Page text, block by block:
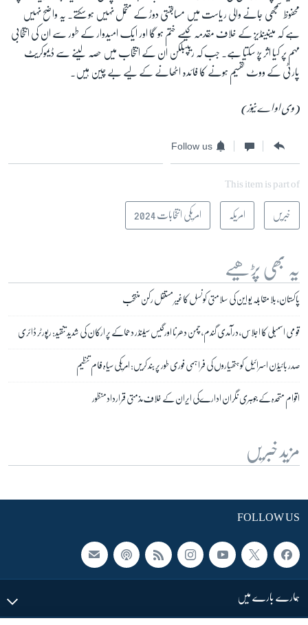
محفوظ سمجھی جانے والی ریاست میں مسابقتی دوڑ کے متحمل نہیں ہو سکتے۔ یہ واضح نہیں
ہے کہ مینینڈیز کے خلاف مقدمہ کیسے ختم ہو گا اور ایک امیدوار کے طور سے ان کی انتخابی
مہم پر کیا اثر پڑ سکتا ہے۔ جب کہ ریپبلکن ان کے انتخاب میں حصہ لینے سے ڈیموکریٹ
پارٹی کے ووٹ تقسیم ہونے کا فائدہ اٹھانے کے لیے بے چین ہیں۔
(وی او اے نیوز)
Follow us
This item is part of
خبریں امریکہ امریکی انتخابات 2024
یہ بھی پڑھیے
پاکستان، بلا مقابلہ یو این کی سلامتی کونسل کاغیر مستقل رکن منتخب
قومی اسمبلی کا اجلاس، درآمدی گندم، چمن دھرنا اورگیس سیلنڈر دھماکے پر ارکان کی شدید تنقید: رپورٹر ڈائری
صدر بائیڈن اسرائیل کو ہتھیاروں کی فراہمی فوری طور پر بند کریں: امریکی سیاہ فام تنظیم
اقوام متحدہ کے جوہری نگران ادارےکی ایران کے خلاف مذمتی قراردادمنظور
مزید خبریں
FOLLOW US
ہمارے بارے میں